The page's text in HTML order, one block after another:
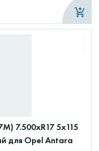
7.500xR17 5x115
для Opel Antara